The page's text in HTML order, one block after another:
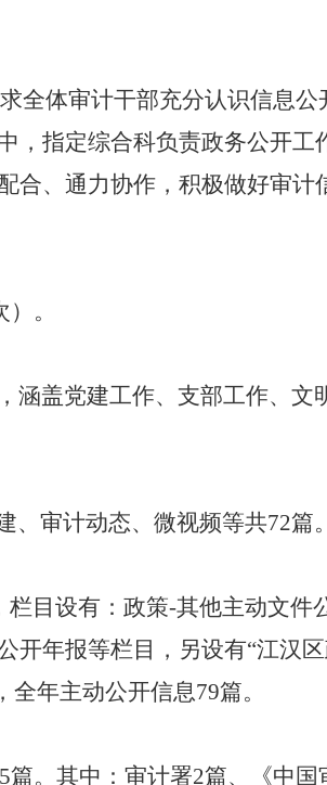
全体审计干部充分认识信息公
，指定综合科负责政务公开工
合、通力协作，积极做好审计
。
涵盖党建工作、支部工作、文
审计动态、微视频等共72篇。
目设有：政策-其他主动文件
开年报等栏目，另设有“江汉
年主动公开信息79篇。
。其中：审计署2篇、《中国